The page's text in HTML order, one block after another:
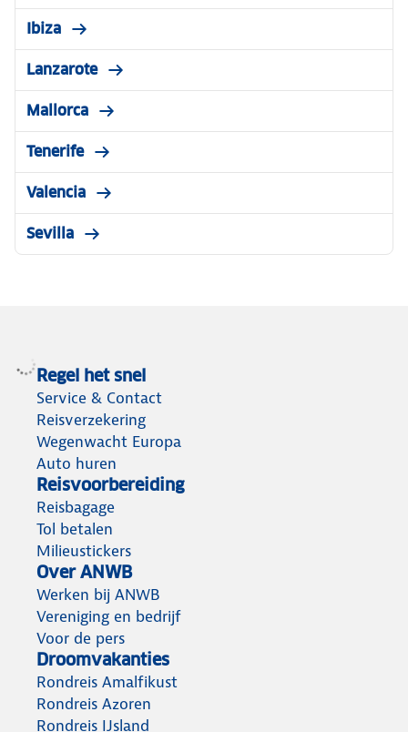
Ibiza
Lanzarote
Mallorca
Tenerife
Valencia
Sevilla
Regel het snel
Service & Contact
Reisverzekering
Wegenwacht Europa
Auto huren
Reisvoorbereiding
Reisbagage
Tol betalen
Milieustickers
Over ANWB
Werken bij ANWB
Vereniging en bedrijf
Voor de pers
Droomvakanties
Rondreis Amalfikust
Rondreis Azoren
Rondreis IJsland